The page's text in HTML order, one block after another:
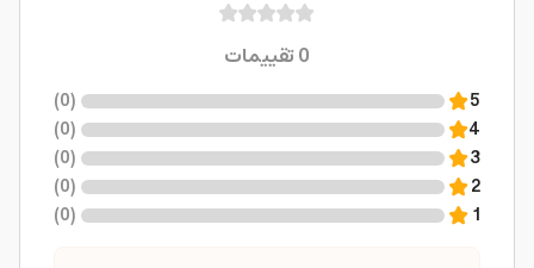
0تقييمات
5
(
0
)
4
(
0
)
3
(
0
)
2
(
0
)
1
(
0
)